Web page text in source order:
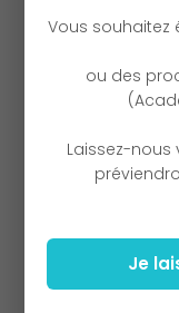
Vous souhaitez
ou des
Laissez-
Je